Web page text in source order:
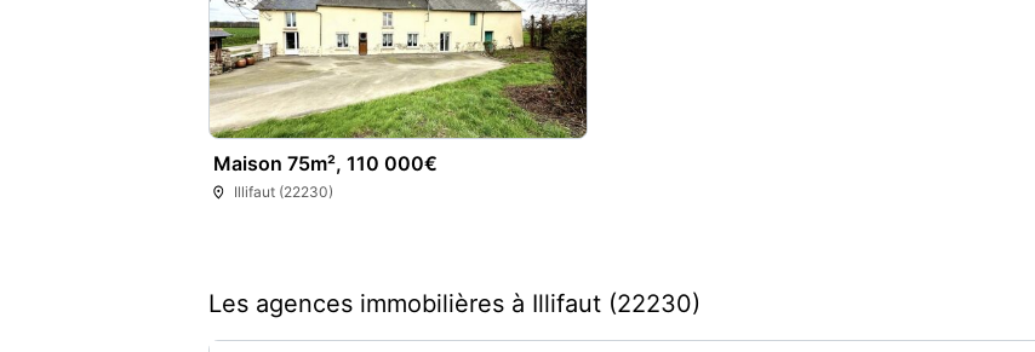
Maison 75m², 110 000€
Illifaut (22230)
Les agences immobilières à Illifaut (22230)